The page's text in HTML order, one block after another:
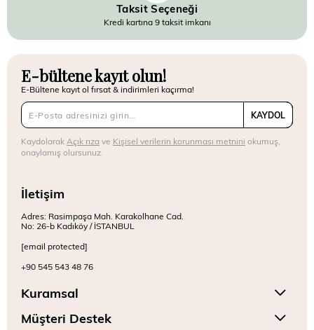
Taksit Seçeneği
Kredi kartına 9 taksit imkanı
E-bültene kayıt olun!
E-Bültene kayıt ol fırsat & indirimleri kaçırma!
KAYDOL
Kaydolarak Açık rızave Kişisel verilerin korunması metnini okumuş,
onaylamış olursunuz.
İletişim
Adres: Rasimpaşa Mah. Karakolhane Cad.
No: 26-b Kadıköy / İSTANBUL
[email protected]
+90 545 543 48 76
Kuramsal
Müşteri Destek